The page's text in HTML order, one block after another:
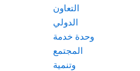
التعاون
الدولي
وحدة خدمة
المجتمع
وتنمية